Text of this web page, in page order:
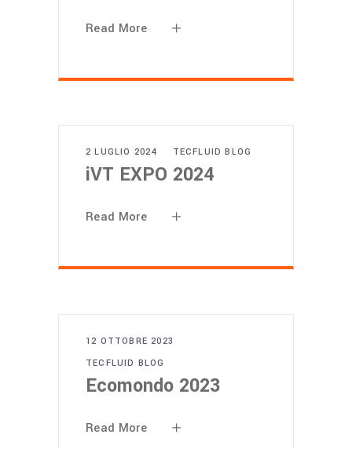
Read More
2 LUGLIO 2024 TECFLUID BLOG
iVT EXPO 2024
Read More
12 OTTOBRE 2023
TECFLUID BLOG
Ecomondo 2023
Read More